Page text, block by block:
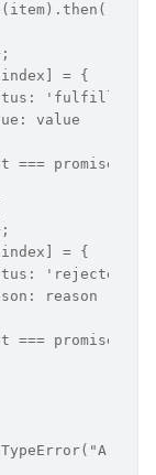
= {
'fulfilled',
value
===
= {
'rejected'.
reason
===